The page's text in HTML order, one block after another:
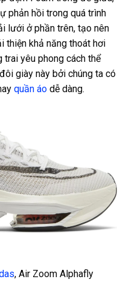
phản hồi trong quá trình
lưới ở phần trên, tạo nên
thiện khả năng thoát hơi
trai yêu phong cách thể
giày này bởi chúng ta có
quần áo dễ dàng.
, Air Zoom Alphafly